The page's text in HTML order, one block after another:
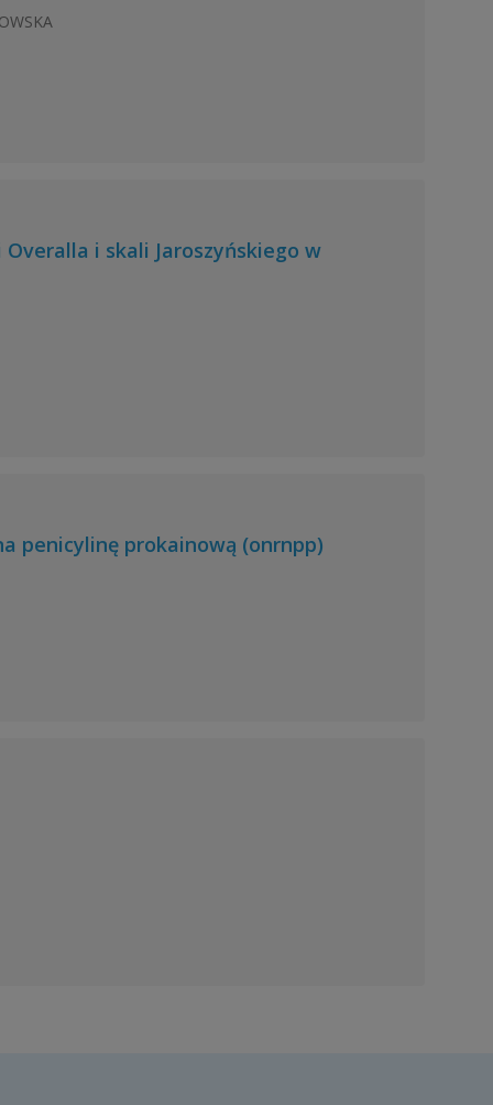
i skali Jaroszyńskiego w
penicylinę prokainową (onrnpp)